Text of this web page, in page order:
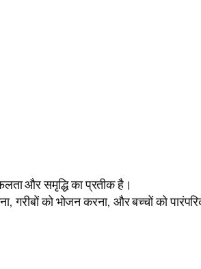
और समृद्धि का प्रतीक है।
गरीबों को भोजन करना, और बच्चों को